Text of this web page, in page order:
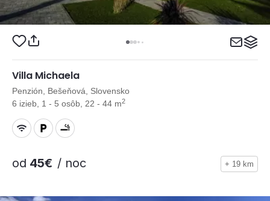
Villa Michaela
Penzión, Bešeňová, Slovensko
6 izieb, 1 - 5 osôb, 22 - 44 m2
od 45€ / noc + 19 km